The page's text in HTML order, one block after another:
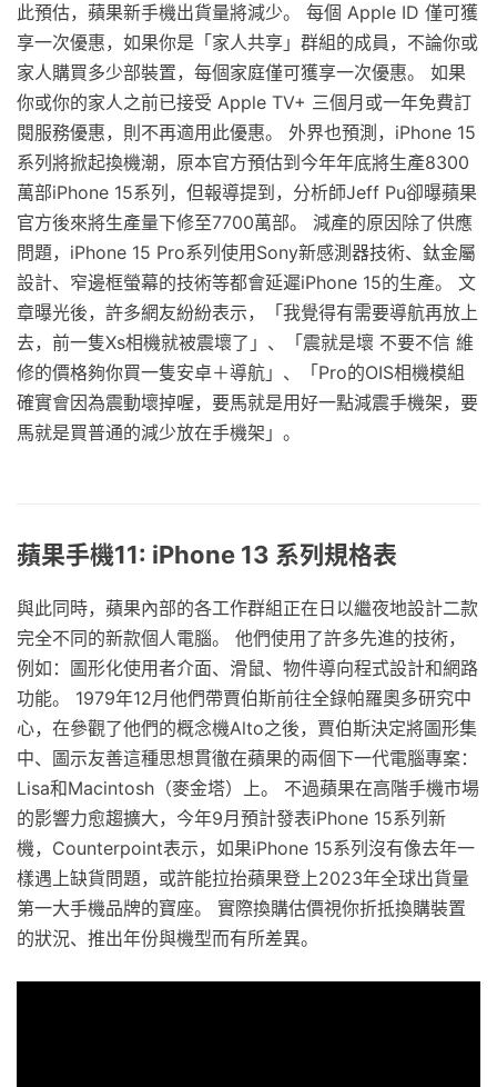
此預估，蘋果新手機出貨量將減少。 每個 Apple ID 僅可獲
享一次優惠，如果你是「家人共享」群組的成員，不論你或
家人購買多少部裝置，每個家庭僅可獲享一次優惠。 如果
你或你的家人之前已接受 Apple TV+ 三個月或一年免費訂
閱服務優惠，則不再適用此優惠。 外界也預測，iPhone 15
系列將掀起換機潮，原本官方預估到今年年底將生產8300
萬部iPhone 15系列，但報導提到，分析師Jeff Pu卻曝蘋果
官方後來將生產量下修至7700萬部。 減產的原因除了供應
問題，iPhone 15 Pro系列使用Sony新感測器技術、鈦金屬
設計、窄邊框螢幕的技術等都會延遲iPhone 15的生產。 文
章曝光後，許多網友紛紛表示，「我覺得有需要導航再放上
去，前一隻Xs相機就被震壞了」、「震就是壞 不要不信 維
修的價格夠你買一隻安卓＋導航」、「Pro的OIS相機模組
確實會因為震動壞掉喔，要馬就是用好一點減震手機架，要
馬就是買普通的減少放在手機架」。
蘋果手機11: iPhone 13 系列規格表
與此同時，蘋果內部的各工作群組正在日以繼夜地設計二款
完全不同的新款個人電腦。 他們使用了許多先進的技術，
例如：圖形化使用者介面、滑鼠、物件導向程式設計和網路
功能。 1979年12月他們帶賈伯斯前往全錄帕羅奧多研究中
心，在參觀了他們的概念機Alto之後，賈伯斯決定將圖形集
中、圖示友善這種思想貫徹在蘋果的兩個下一代電腦專案：
Lisa和Macintosh（麥金塔）上。 不過蘋果在高階手機市場
的影響力愈趨擴大，今年9月預計發表iPhone 15系列新
機，Counterpoint表示，如果iPhone 15系列沒有像去年一
樣遇上缺貨問題，或許能拉抬蘋果登上2023年全球出貨量
第一大手機品牌的寶座。 實際換購估價視你折抵換購裝置
的狀況、推出年份與機型而有所差異。